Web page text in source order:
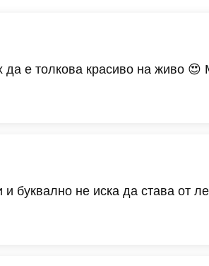
да е толкова красиво на живо
буквално не иска да става от